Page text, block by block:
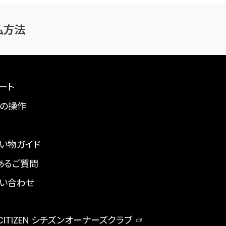
方法
ト
操作
物ガイド
るご質問
合わせ
シチズンオーナーズクラブ